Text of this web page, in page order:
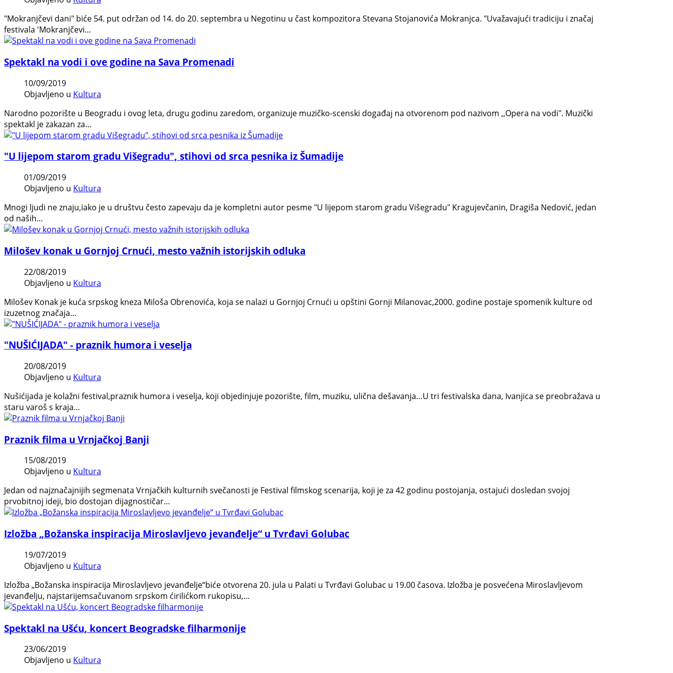
"Mokranjčevi dani" biće 54. put održan od 14. do 20. septembra u Negotinu u čast kompozitora Stevana Stojanovića Mokranjca. "Uvažavajući tradiciju i značaj
festivala 'Mokranjčevi…
Spektakl na vodi i ove godine na Sava Promenadi
10/09/2019
Objavljeno u Kultura
Narodno pozorište u Beogradu i ovog leta, drugu godinu zaredom, organizuje muzičko-scenski događaj na otvorenom pod nazivom ,,Opera na vodi". Muzički
spektakl je zakazan za…
"U lijepom starom gradu Višegradu", stihovi od srca pesnika iz Šumadije
01/09/2019
Objavljeno u Kultura
Mnogi ljudi ne znaju,iako je u društvu često zapevaju da je kompletni autor pesme "U lijepom starom gradu Višegradu" Kragujevčanin, Dragiša Nedović, jedan
od naših…
Milošev konak u Gornjoj Crnući, mesto važnih istorijskih odluka
22/08/2019
Objavljeno u Kultura
Milošev Konаk je kuća srpskog kneza Milošа Obrenovićа, kojа se nаlаzi u Gornjoj Crnući u opštini Gornji Milаnovаc,2000. godine postaje spomenik kulture od
izuzetnog znаčаjа…
"NUŠIĆIJADA" - praznik humora i veselja
20/08/2019
Objavljeno u Kultura
Nušićijada je kolažni festival,praznik humora i veselja, koji objedinjuje pozorište, film, muziku, ulična dešavanja…U tri festivalska dana, Ivanjica se preobražava u
staru varoš s kraja…
Praznik filma u Vrnjačkoj Banji
15/08/2019
Objavljeno u Kultura
Jedan od najznačajnijih segmenata Vrnjačkih kulturnih svečanosti je Festival filmskog scenarija, koji je za 42 godinu postojanja, ostajući dosledan svojoj
prvobitnoj ideji, bio dostojan dijagnostičar…
Izložba „Božanska inspiracija Miroslavljevo jevanđelje“ u Tvrđavi Golubac
19/07/2019
Objavljeno u Kultura
Izložba „Božanska inspiracija Miroslavljevo jevanđelje“biće otvorena 20. jula u Palati u Tvrđavi Golubac u 19.00 časova. Izložba je posvećena Miroslavljevom
jevanđelju, najstarijemsačuvanom srpskom ćirilićkom rukopisu,…
Spektakl na Ušću, koncert Beogradske filharmonije
23/06/2019
Objavljeno u Kultura